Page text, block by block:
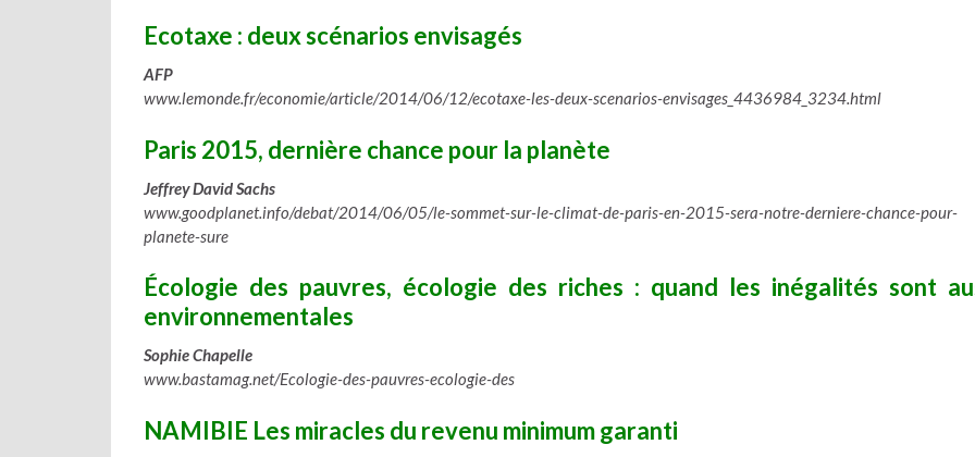
Ecotaxe : deux scénarios envisagés
AFP
www.lemonde.fr/economie/article/2014/06/12/ecotaxe-les-deux-scenarios-envisages_4436984_3234.html
Paris 2015, dernière chance pour la planète
Jeffrey David Sachs
www.goodplanet.info/debat/2014/06/05/le-sommet-sur-le-climat-de-paris-en-2015-sera-notre-derniere-chance-pour-
planete-sure
Écologie des pauvres, écologie des riches : quand les inégalités sont
environnementales
Sophie Chapelle
www.bastamag.net/Ecologie-des-pauvres-ecologie-des
NAMIBIE Les miracles du revenu minimum garanti